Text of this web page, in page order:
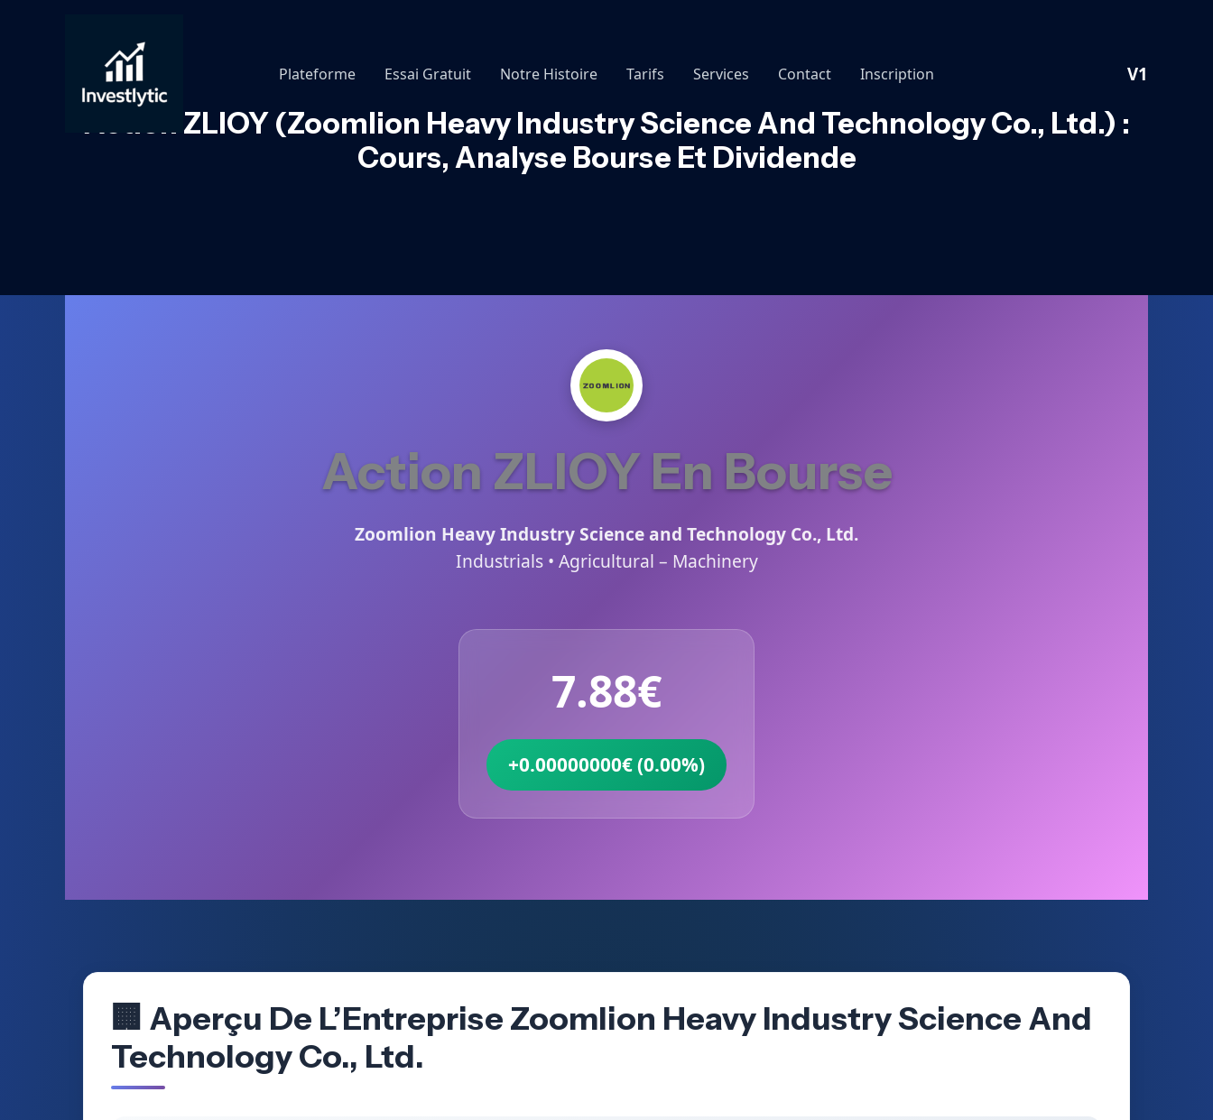
Plateforme
Essai Gratuit Notre Histoire Tarifs Services Contact Inscription V1
Action ZLIOY (Zoomlion Heavy Industry Science And Technology Co., Ltd.) :
Cours, Analyse Bourse Et Dividende
Action ZLIOY En Bourse
Zoomlion Heavy Industry Science and Technology Co., Ltd.
Industrials • Agricultural – Machinery
7.88€
+0.00000000€ (0.00%)
🏢 Aperçu De L’Entreprise Zoomlion Heavy Industry Science And
Technology Co., Ltd.